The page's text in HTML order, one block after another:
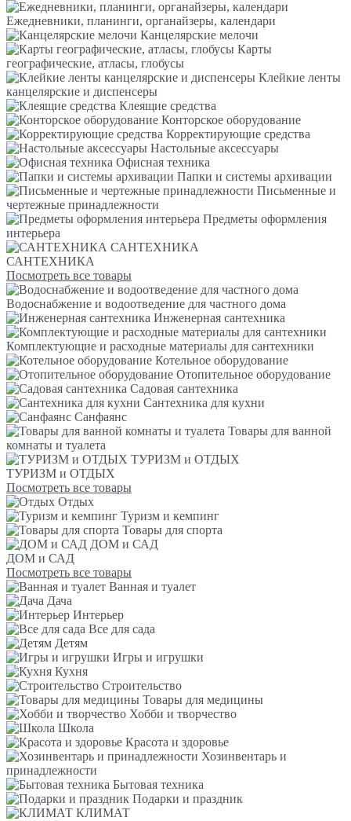
Ежедневники, планинги, органайзеры, календари
Канцелярские мелочи
Карты
географические, атласы, глобусы
Клейкие ленты
канцелярские и диспенсеры
Клеящие средства
Конторское оборудование
Корректирующие средства
Настольные аксессуары
Офисная техника
Папки и системы архивации
Письменные и
чертежные принадлежности
Предметы оформления
интерьера
САНТЕХНИКА
САНТЕХНИКА
Посмотреть все товары
Водоснабжение и водоотведение для частного дома
Инженерная сантехника
Комплектующие и расходные материалы для сантехники
Котельное оборудование
Отопительное оборудование
Садовая сантехника
Сантехника для кухни
Санфаянс
Товары для ванной
комнаты и туалета
ТУРИЗМ и ОТДЫХ
ТУРИЗМ и ОТДЫХ
Посмотреть все товары
Отдых
Туризм и кемпинг
Товары для спорта
ДОМ и САД
ДОМ и САД
Посмотреть все товары
Ванная и туалет
Дача
Интерьер
Все для сада
Детям
Игры и игрушки
Кухня
Строительство
Товары для медицины
Хобби и творчество
Школа
Красота и здоровье
Хозинвентарь и
принадлежности
Бытовая техника
Подарки и праздник
КЛИМАТ